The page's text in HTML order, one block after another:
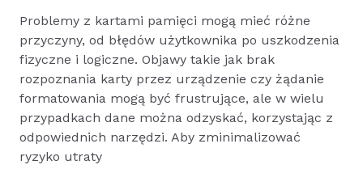
Problemy z kartami pamięci mogą mieć różne
przyczyny, od błędów użytkownika po uszkodzenia
fizyczne i logiczne. Objawy takie jak brak
rozpoznania karty przez urządzenie czy żądanie
formatowania mogą być frustrujące, ale w wielu
przypadkach dane można odzyskać, korzystając z
odpowiednich narzędzi. Aby zminimalizować
ryzyko utraty